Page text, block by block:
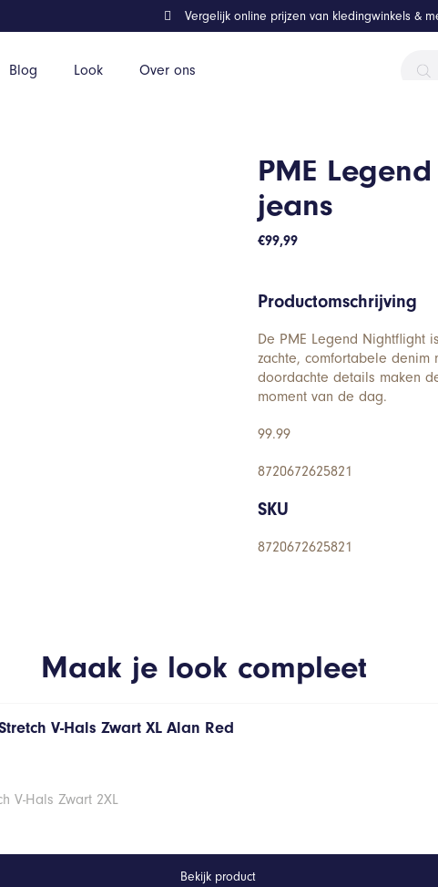
Blog Look Over ons
Vergelijk online prijzen van kledingwinkels &
PME
jeans
€99,99
Productomschrijving
De PME Legend Nightflight
zachte, comfortabele denim
doordachte details maken
moment van de dag.
99.99
8720672625821
SKU
8720672625821
Maak je look compleet
V-Hals Zwart XL Alan Red
V-Hals Zwart 2XL
Bekijk product